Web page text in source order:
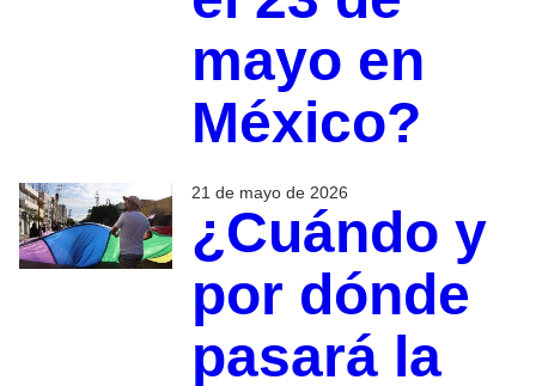
mayo en
México?
21 de mayo de 2026
¿Cuándo y
por dónde
pasará la